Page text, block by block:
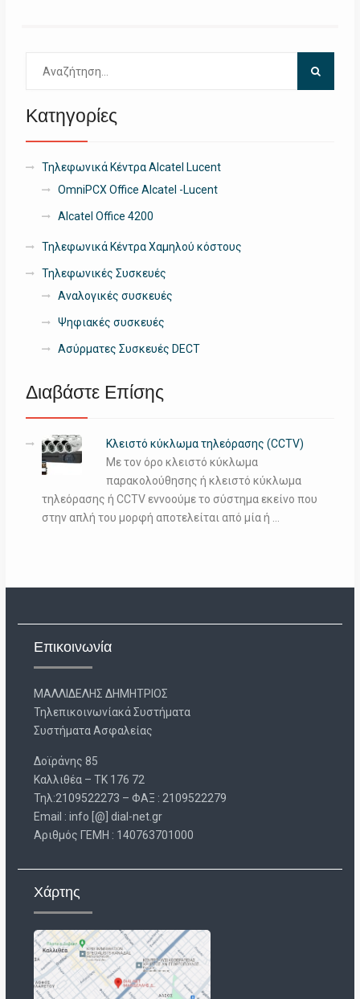
για:
Κατηγορίες
Τηλεφωνικά Κέντρα Alcatel Lucent
OmniPCX Office Alcatel -Lucent
Alcatel Office 4200
Τηλεφωνικά Κέντρα Χαμηλού κόστους
Τηλεφωνικές Συσκευές
Αναλογικές συσκευές
Ψηφιακές συσκευές
Ασύρματες Συσκευές DECT
Διαβάστε Επίσης
Κλειστό κύκλωμα τηλεόρασης (CCTV)
Με τον όρο κλειστό κύκλωμα
παρακολούθησης ή κλειστό κύκλωμα
τηλεόρασης ή CCTV εννοούμε το σύστημα εκείνο που
στην απλή του μορφή αποτελείται από μία ή …
Επικοινωνία
ΜΑΛΛΙΔΕΛΗΣ ΔΗΜΗΤΡΙΟΣ
Τηλεπικοινωνίακά Συστήματα
Συστήματα Ασφαλείας
Δοϊράνης 85
Καλλιθέα – ΤΚ 176 72
Τηλ:2109522273 – ΦΑΞ : 2109522279
Email : info [@] dial-net.gr
Aριθμός ΓΕΜΗ : 140763701000
Χάρτης